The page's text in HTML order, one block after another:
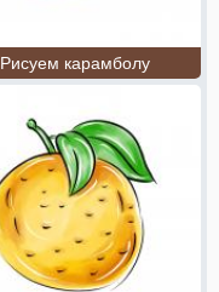
Рисуем карамболу